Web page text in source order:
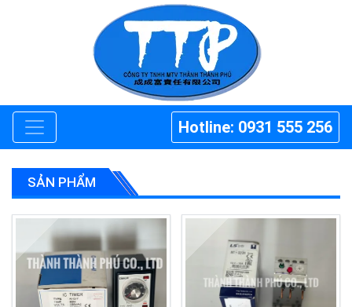
Hotline: 0931 555 256
SẢN PHẨM